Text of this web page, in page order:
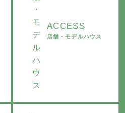
ACCESS
店舗・モデルハウス